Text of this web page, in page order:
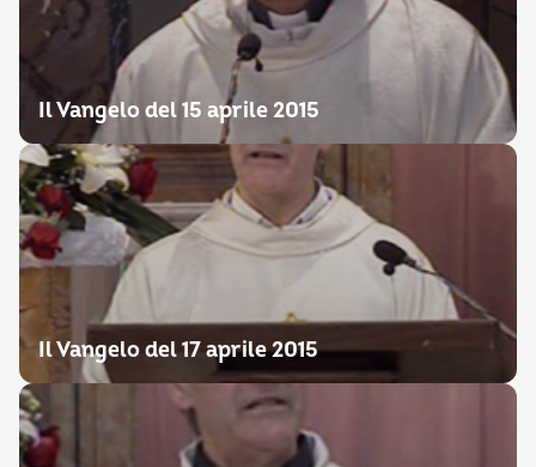
Il Vangelo del 15 aprile 2015
Il Vangelo del 17 aprile 2015